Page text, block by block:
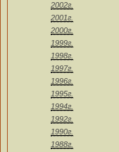
2002г.
2001г.
2000г.
1999г.
1998г.
1997г.
1996г.
1995г.
1994г.
1992г.
1990г.
1988г.